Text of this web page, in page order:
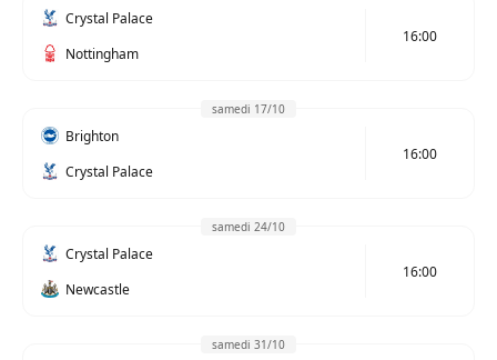
Crystal Palace
Nottingham
16:00
samedi 17/10
Brighton
Crystal Palace
16:00
samedi 24/10
Crystal Palace
Newcastle
16:00
samedi 31/10